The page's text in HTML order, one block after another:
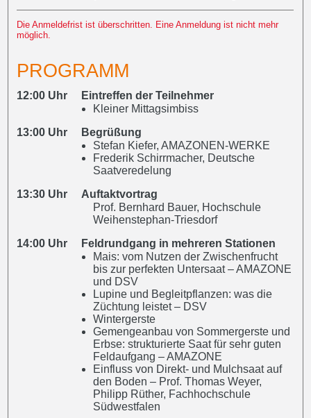
Die Anmeldefrist ist überschritten. Eine Anmeldung ist nicht mehr
möglich.
PROGRAMM
12:00 Uhr Eintreffen der Teilnehmer
Kleiner Mittagsimbiss
13:00 Uhr Begrüßung
Stefan Kiefer, AMAZONEN-WERKE
Frederik Schirrmacher, Deutsche
Saatveredelung
13:30 Uhr Auftaktvortrag
Prof. Bernhard Bauer, Hochschule
Weihenstephan-Triesdorf
14:00 Uhr Feldrundgang in mehreren Stationen
Mais: vom Nutzen der Zwischenfrucht
bis zur perfekten Untersaat – AMAZONE
und DSV
Lupine und Begleitpflanzen: was die
Züchtung leistet – DSV
Wintergerste
Gemengeanbau von Sommergerste und
Erbse: strukturierte Saat für sehr guten
Feldaufgang – AMAZONE
Einfluss von Direkt- und Mulchsaat auf
den Boden – Prof. Thomas Weyer,
Philipp Rüther, Fachhochschule
Südwestfalen